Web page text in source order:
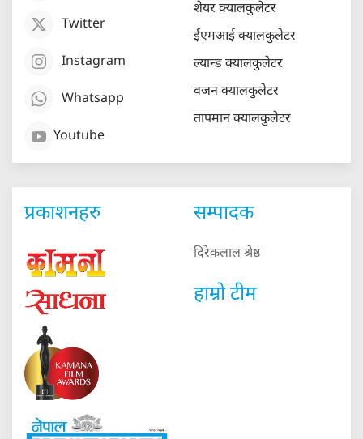
Twitter
Instagram
Whatsapp
Youtube
शेयर क्यालकुलेटर
ईएमआई क्यालकुलेटर
ल्यान्ड क्यालकुलेटर
वजन क्यालकुलेटर
तापमान क्यालकुलेटर
प्रकाशनहरु सम्पादक
दिरेकलाल श्रेष्ठ
हाम्रो टीम